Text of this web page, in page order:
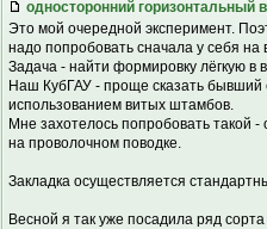
односторонний горизонтальный
Это мой очередной эксперимент.
надо попробовать сначала у себя на
Задача - найти формировку лёгкую в
Наш КубГАУ - проще сказать бывший
использованием витых штамбов.
Мне захотелось попробовать такой
на проволочном поводке.
Закладка осуществляется
Весной я так уже посадила ряд